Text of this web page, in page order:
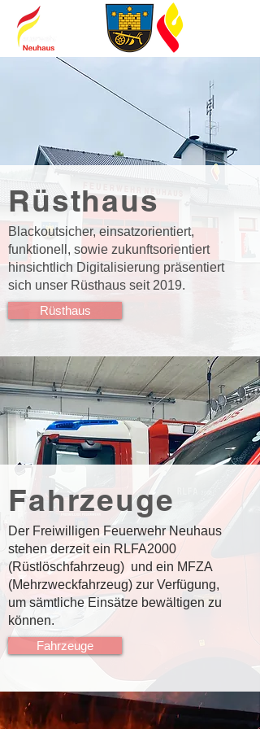
Rüsthaus
Blackoutsicher, einsatzorientiert,
funktionell, sowie zukunftsorientiert
hinsichtlich Digitalisierung präsentiert
sich unser Rüsthaus seit 2019.
Rüsthaus
Fahrzeuge
Der Freiwilligen Feuerwehr Neuhaus
stehen derzeit ein RLFA2000
(Rüstlöschfahrzeug) und ein MFZA
(Mehrzweckfahrzeug) zur Verfügung,
um sämtliche Einsätze bewältigen zu
können.
Fahrzeuge